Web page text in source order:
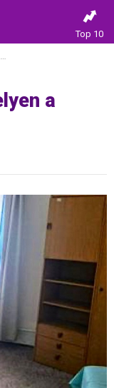
Top 10
a